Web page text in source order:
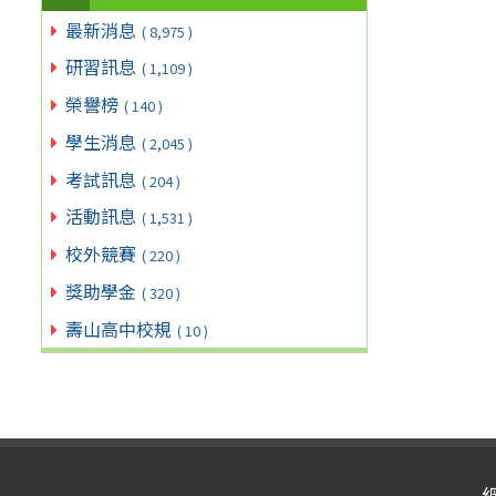
最新消息 ( 8,975 )
研習訊息 ( 1,109 )
榮譽榜 ( 140 )
學生消息 ( 2,045 )
考試訊息 ( 204 )
活動訊息 ( 1,531 )
校外競賽 ( 220 )
獎助學金 ( 320 )
壽山高中校規 ( 10 )